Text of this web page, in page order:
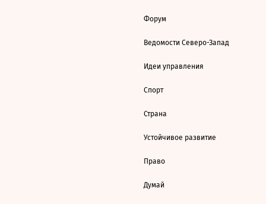
Форум
Ведомости Северо-Запад
Идеи управления
Спорт
Страна
Устойчивое развитие
Право
Думай